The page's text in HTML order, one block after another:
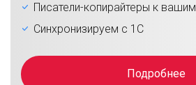
Писатели-копирайтеры к
Синхронизируем с 1С
Подробнее